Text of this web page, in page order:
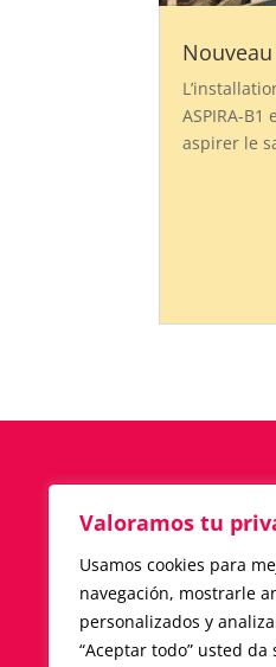
Valoramos tu
Usamos cookies para
navegación, mostrarle
personalizados y
“Aceptar todo” usted
Nouveau
ASPIRA-
aspirer le
C/
08450-
Tlf.+34